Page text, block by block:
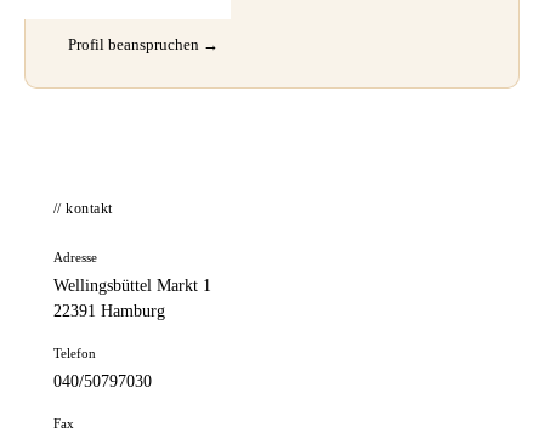
Profil beanspruchen →
// kontakt
Adresse
Wellingsbüttel Markt 1
22391 Hamburg
Telefon
040/50797030
Fax